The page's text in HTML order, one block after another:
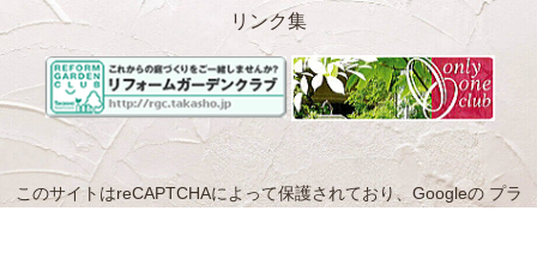
リンク集
このサイトはreCAPTCHAによって保護されており、Googleの プラ